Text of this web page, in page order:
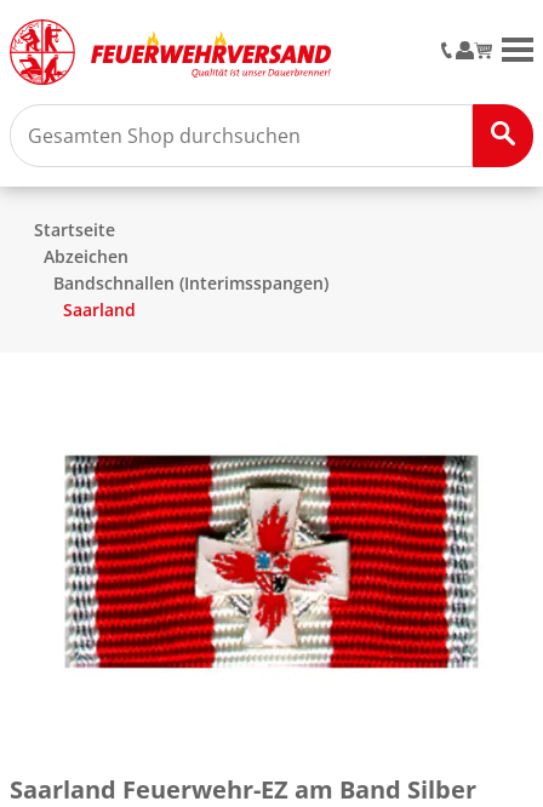
Startseite
Abzeichen
Bandschnallen (Interimsspangen)
Saarland
Saarland Feuerwehr-EZ am Band Silber